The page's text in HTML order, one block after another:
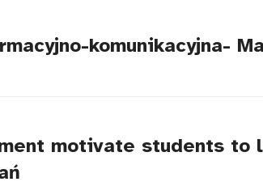
komunikacyjna-
motivate students